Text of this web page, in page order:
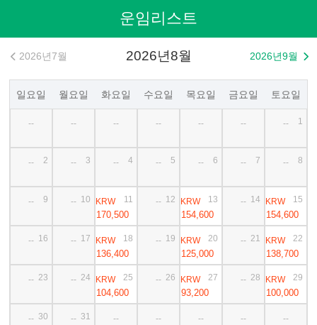
운임리스트
2026년8월
 2026년7월 2026년9월 
일요일 월요일 화요일 수요일 목요일 금요일 토요일
-- -- -- -- -- -- -- 1
-- 2 -- 3 -- 4 -- 5 -- 6 -- 7 -- 8
-- 9 -- 10 KRW
170,500
11 -- 12 KRW
154,600
13 -- 14 KRW
154,600
15
-- 16 -- 17 KRW
136,400
18 -- 19 KRW
125,000
20 -- 21 KRW
138,700
22
-- 23 -- 24 KRW
104,600
25 -- 26 KRW
93,200
27 -- 28 KRW
100,000
29
-- 30 -- 31 -- -- -- -- --